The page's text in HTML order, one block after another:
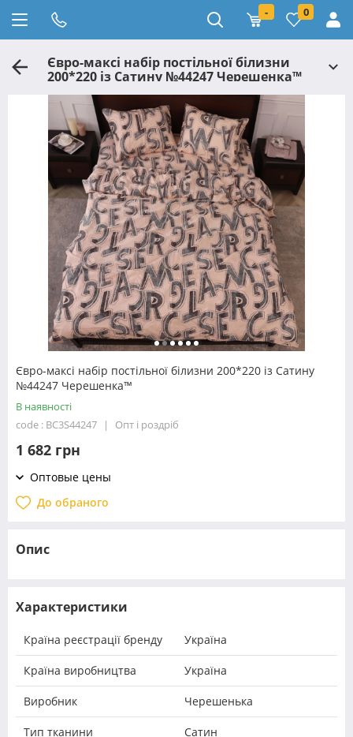
- 0
Євро-максі набір постільної білизни
200*220 із Сатину №44247 Черешенка™
Євро-максі набір постільної білизни 200*220 із Сатину
№44247 Черешенка™
В наявності
code : BC3S44247
Опт і роздріб
1 682 грн
Оптовые цены
До обраного
Опис
Характеристики
Країна реєстрації бренду Україна
Країна виробництва Україна
Виробник Черешенька
Тип тканини Сатин